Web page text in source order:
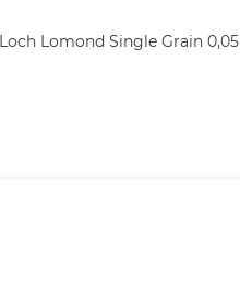
Lomond Single Grain 0,05